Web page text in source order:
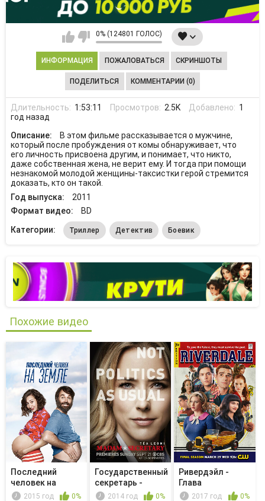
0% (124801 ГОЛОС)
ИНФОРМАЦИЯ ПОЖАЛОВАТЬСЯ СКРИНШОТЫ
ПОДЕЛИТЬСЯ КОММЕНТАРИИ (0)
Длительность: 1:53:11 Просмотров: 2.5K Добавлено: 1
год назад
Описание:
В этом фильме рассказывается о мужчине,
который после пробуждения от комы обнаруживает, что
его личность присвоена другим, и понимает, что никто,
даже собственная жена, не верит ему. И тогда при помощи
незнакомой молодой женщины-таксистки герой стремится
доказать, кто он такой.
Год выпуска:
2011
Формат видео:
BD
Категории:
Триллер Детектив Боевик
Похожие видео
Последний
человек на
Земле - Dead
2015 год 0%
Государственный
секретарь -
Tectonic ...
2014 год 0%
Ривердэйл -
Глава
восемьдесят
2017 год 0%